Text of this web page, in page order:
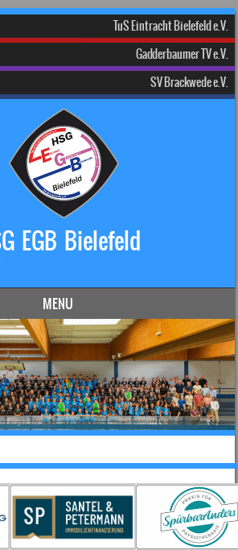
TuS Eintracht Bielefeld e.V.
Gadderbaumer TV e.V.
SV Brackwede e.V.
EGB Bielefeld
MENU